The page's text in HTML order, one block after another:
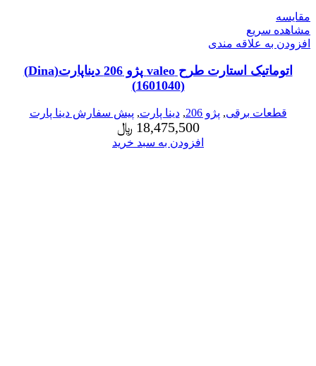
مقایسه
مشاهده سریع
افزودن به علاقه مندی
اتوماتیک استارت طرح valeo پژو 206 دیناپارت(Dina)
(1601040)
قطعات برقی, پژو 206 ,دینا پارت, پیش سفارش دینا پارت
18,475,500 ﷼
افزودن به سبد خرید